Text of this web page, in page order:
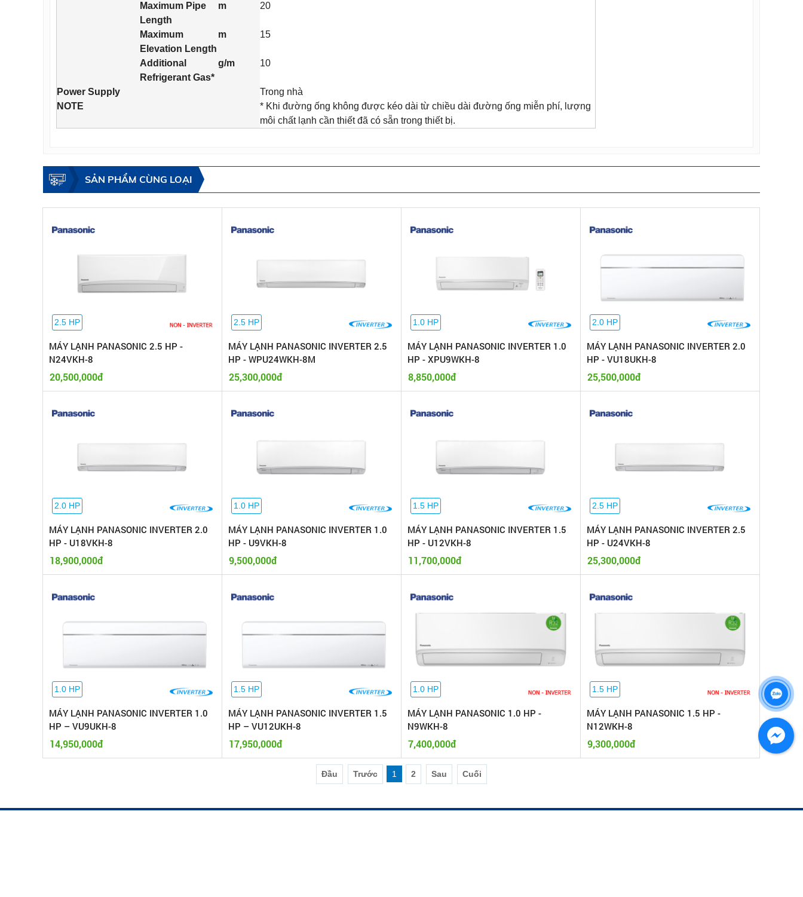
Maximum Pipe
Length
m 20
Maximum
Elevation Length
m 15
Additional
Refrigerant Gas*
g/m 10
Power Supply
Trong nhà
NOTE
* Khi đường ống không được kéo dài từ chiều dài đường ống miễn phí, lượng
môi chất lạnh cần thiết đã có sẵn trong thiết bị.
SẢN PHẨM CÙNG LOẠI
2.5 HP
MÁY LẠNH PANASONIC 2.5 HP -
N24VKH-8
20,500,000đ
2.5 HP
MÁY LẠNH PANASONIC INVERTER 2.5
HP - WPU24WKH-8M
25,300,000đ
1.0 HP
MÁY LẠNH PANASONIC INVERTER 1.0
HP - XPU9WKH-8
8,850,000đ
2.0 HP
MÁY LẠNH PANASONIC INVERTER 2.0
HP - VU18UKH-8
25,500,000đ
2.0 HP
MÁY LẠNH PANASONIC INVERTER 2.0
HP - U18VKH-8
18,900,000đ
1.0 HP
MÁY LẠNH PANASONIC INVERTER 1.0
HP - U9VKH-8
9,500,000đ
1.5 HP
MÁY LẠNH PANASONIC INVERTER 1.5
HP - U12VKH-8
11,700,000đ
2.5 HP
MÁY LẠNH PANASONIC INVERTER 2.5
HP - U24VKH-8
25,300,000đ
1.0 HP
MÁY LẠNH PANASONIC INVERTER 1.0
HP – VU9UKH-8
14,950,000đ
1.5 HP
MÁY LẠNH PANASONIC INVERTER 1.5
HP – VU12UKH-8
17,950,000đ
1.0 HP
MÁY LẠNH PANASONIC 1.0 HP -
N9WKH-8
7,400,000đ
1.5 HP
MÁY LẠNH PANASONIC 1.5 HP -
N12WKH-8
9,300,000đ
Đầu Trước 1 2 Sau Cuối